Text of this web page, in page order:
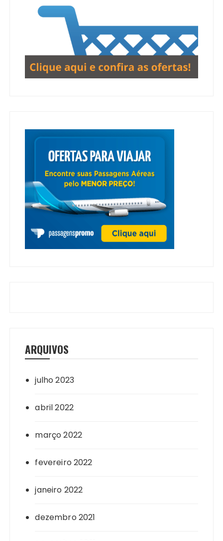
ARQUIVOS
julho 2023
abril 2022
março 2022
fevereiro 2022
janeiro 2022
dezembro 2021